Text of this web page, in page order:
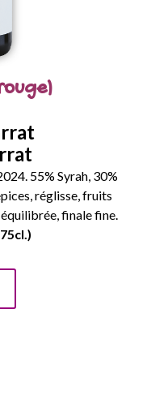
55% Syrah, 30%
réglisse, fruits
finale fine.